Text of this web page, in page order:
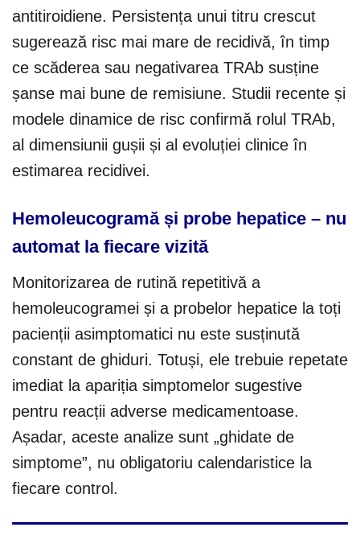
antitiroidiene. Persistența unui titru crescut
sugerează risc mai mare de recidivă, în timp
ce scăderea sau negativarea TRAb susține
șanse mai bune de remisiune. Studii recente și
modele dinamice de risc confirmă rolul TRAb,
al dimensiunii gușii și al evoluției clinice în
estimarea recidivei.
Hemoleucogramă și probe hepatice – nu
automat la fiecare vizită
Monitorizarea de rutină repetitivă a
hemoleucogramei și a probelor hepatice la toți
pacienții asimptomatici nu este susținută
constant de ghiduri. Totuși, ele trebuie repetate
imediat la apariția simptomelor sugestive
pentru reacții adverse medicamentoase.
Așadar, aceste analize sunt „ghidate de
simptome”, nu obligatoriu calendaristice la
fiecare control.